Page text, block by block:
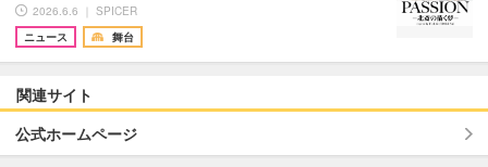
2026.6.6 ｜ SPICER
ニュース
舞台
関連サイト
公式ホームページ